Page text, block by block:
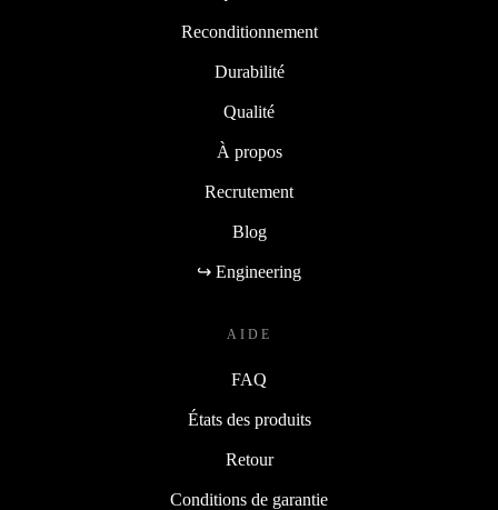
Reconditionnement
Durabilité
Qualité
À propos
Recrutement
Blog
↪ Engineering
AIDE
FAQ
États des produits
Retour
Conditions de garantie